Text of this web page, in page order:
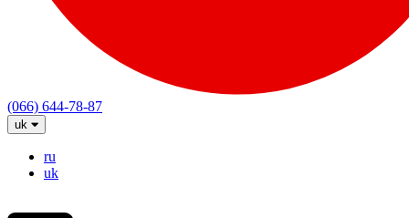
(066) 644-78-87
uk
ru
uk